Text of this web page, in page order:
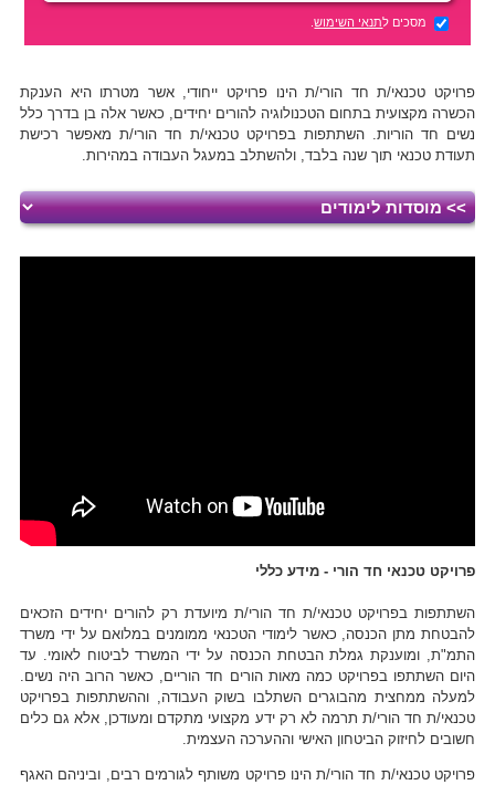
מסכים לתנאי השימוש.
פרויקט טכנאי/ת חד הורי/ת הינו פרויקט ייחודי, אשר מטרתו היא הענקת
הכשרה מקצועית בתחום הטכנולוגיה להורים יחידים, כאשר אלה בן בדרך כלל
נשים חד הוריות. השתתפות בפרויקט טכנאי/ת חד הורי/ת מאפשר רכישת
תעודת טכנאי תוך שנה בלבד, ולהשתלב במעגל העבודה במהירות.
פרויקט טכנאי חד הורי - מידע כללי
השתתפות בפרויקט טכנאי/ת חד הורי/ת מיועדת רק להורים יחידים הזכאים
להבטחת מתן הכנסה, כאשר לימודי הטכנאי ממומנים במלואם על ידי משרד
התמ"ת, ומוענקת גמלת הבטחת הכנסה על ידי המשרד לביטוח לאומי. עד
היום השתתפו בפרויקט כמה מאות הורים חד הוריים, כאשר הרוב היה נשים.
למעלה ממחצית מהבוגרים השתלבו בשוק העבודה, וההשתתפות בפרויקט
טכנאי/ת חד הורי/ת תרמה לא רק ידע מקצועי מתקדם ומעודכן, אלא גם כלים
חשובים לחיזוק הביטחון האישי וההערכה העצמית.
פרויקט טכנאי/ת חד הורי/ת הינו פרויקט משותף לגורמים רבים, וביניהם האגף